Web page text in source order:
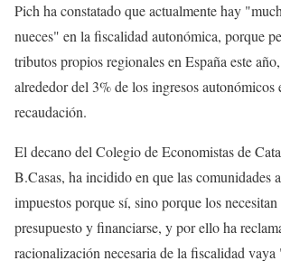
Pich ha constatado que actualmente hay
nueces" en la fiscalidad autonómica, porque
tributos propios regionales en España este
alrededor del 3% de los ingresos autonómicos
recaudación.
El decano del Colegio de Economistas de
B.Casas, ha incidido en que las comunidades
impuestos porque sí, sino porque los
presupuesto y financiarse, y por ello ha
racionalización necesaria de la fiscalidad vaya